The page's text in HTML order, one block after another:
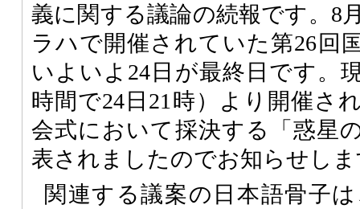
義に関する議論の続報です。8
ラハで開催されていた第26回
いよいよ24日が最終日です。
時間で24日21時）より開催さ
会式において採決する「惑星
表されましたのでお知らせし
関連する議案の日本語骨子